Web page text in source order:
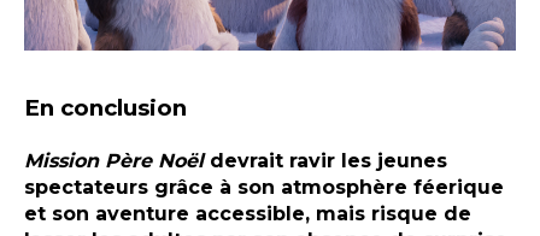
En conclusion
Mission Père Noëldevrait ravir les jeunes
spectateurs grâce à son atmosphère féerique
et son aventure accessible, mais risque de